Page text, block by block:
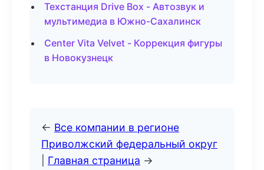
Техстанция Drive Box - Автозвук и
мультимедиа в Южно-Сахалинск
Center Vita Velvet - Коррекция фигуры
в Новокузнецк
← Все компании в регионе
Приволжский федеральный округ
Главная страница →